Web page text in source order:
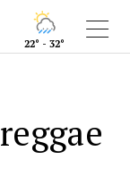
22° - 32°